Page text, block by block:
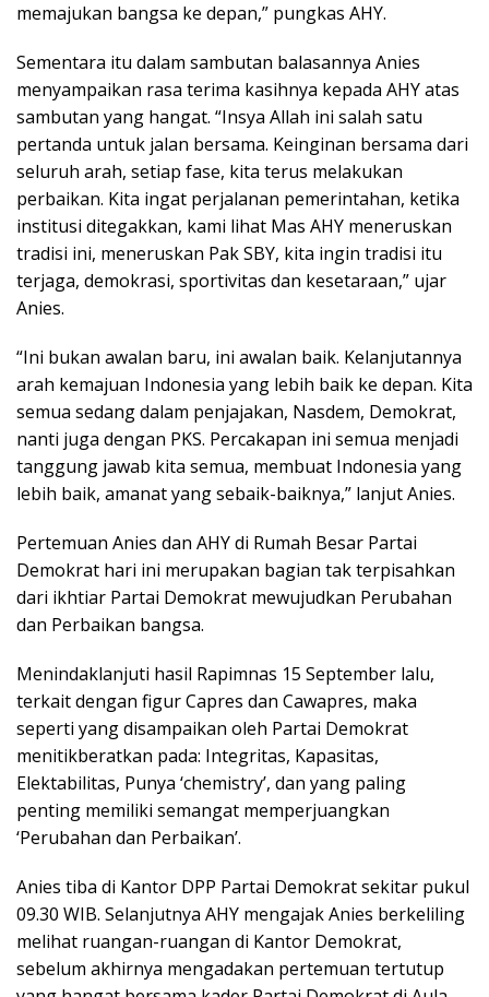
memajukan bangsa ke depan,” pungkas AHY.
Sementara itu dalam sambutan balasannya Anies
menyampaikan rasa terima kasihnya kepada AHY atas
sambutan yang hangat. “Insya Allah ini salah satu
pertanda untuk jalan bersama. Keinginan bersama dari
seluruh arah, setiap fase, kita terus melakukan
perbaikan. Kita ingat perjalanan pemerintahan, ketika
institusi ditegakkan, kami lihat Mas AHY meneruskan
tradisi ini, meneruskan Pak SBY, kita ingin tradisi itu
terjaga, demokrasi, sportivitas dan kesetaraan,” ujar
Anies.
“Ini bukan awalan baru, ini awalan baik. Kelanjutannya
arah kemajuan Indonesia yang lebih baik ke depan. Kita
semua sedang dalam penjajakan, Nasdem, Demokrat,
nanti juga dengan PKS. Percakapan ini semua menjadi
tanggung jawab kita semua, membuat Indonesia yang
lebih baik, amanat yang sebaik-baiknya,” lanjut Anies.
Pertemuan Anies dan AHY di Rumah Besar Partai
Demokrat hari ini merupakan bagian tak terpisahkan
dari ikhtiar Partai Demokrat mewujudkan Perubahan
dan Perbaikan bangsa.
Menindaklanjuti hasil Rapimnas 15 September lalu,
terkait dengan figur Capres dan Cawapres, maka
seperti yang disampaikan oleh Partai Demokrat
menitikberatkan pada: Integritas, Kapasitas,
Elektabilitas, Punya ‘chemistry’, dan yang paling
penting memiliki semangat memperjuangkan
‘Perubahan dan Perbaikan’.
Anies tiba di Kantor DPP Partai Demokrat sekitar pukul
09.30 WIB. Selanjutnya AHY mengajak Anies berkeliling
melihat ruangan-ruangan di Kantor Demokrat,
sebelum akhirnya mengadakan pertemuan tertutup